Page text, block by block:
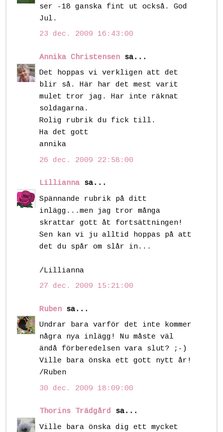
ser -18 ganska fint ut också. God
Jul.
23 dec. 2009 16:43:00
Annika Christensen sa...
Det hoppas vi verkligen att det
blir så. Här har det mest varit
mulet tror jag. Har inte räknat
soldagarna.
Rolig rubrik du fick till.
Ha det gott
annika
26 dec. 2009 22:58:00
Lillianna sa...
Spännande rubrik på ditt
inlägg...men jag tror många
skrattar gott åt fortsättningen!
Sen kan vi ju alltid hoppas på att
det du spår om slår in...
/Lillianna
27 dec. 2009 15:21:00
Ruben sa...
Undrar bara varför det inte kommer
några nya inlägg! Nu måste väl
ändå förberedelsen vara slut? ;-)
Ville bara önska ett gott nytt år!
/Ruben
30 dec. 2009 18:09:00
Thorins Trädgård sa...
Ville bara önska dig ett mycket